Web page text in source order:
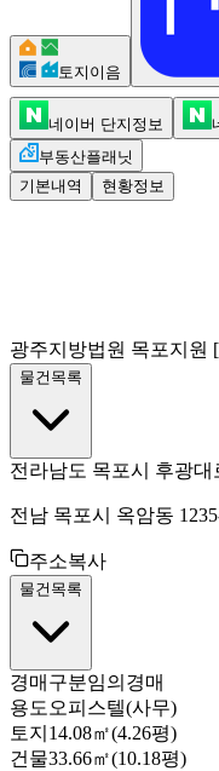
토지이음
네이버 단지정보
부동산플래닛
기본내역
현황정보
광주지방법원 목포지원
물건목록
전라남도 목포시 후광대
전남 목포시 옥암동
주소복사
물건목록
경매구분임의경매
용도 오피스텔(사무)
토지 14.08㎡(4.26평)
건물33.66㎡(10.18평)